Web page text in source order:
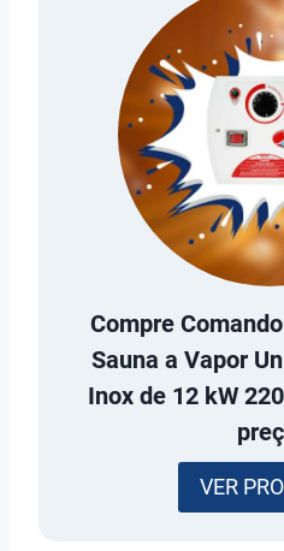
Compre
Sauna a Vapor
Inox de 12 kW
VER